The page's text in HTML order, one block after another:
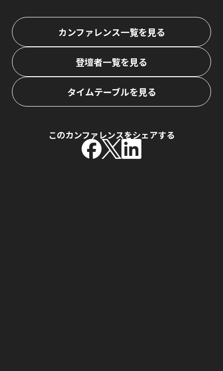
カンファレンス一覧を見る
登壇者一覧を見る
タイムテーブルを見る
このカンファレンスをシェアする